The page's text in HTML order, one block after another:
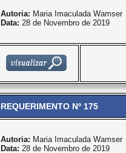
Autoria: Maria Imaculada Wamser
Data: 28 de Novembro de 2019
REQUERIMENTO Nº 175
Autoria: Maria Imaculada Wamser
Data: 28 de Novembro de 2019